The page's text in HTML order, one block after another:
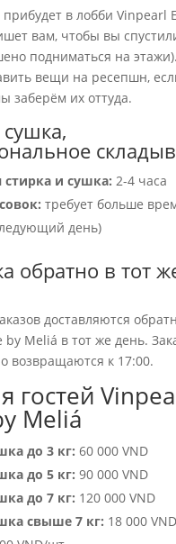
в лобби Vinpearl
вам, чтобы вы
подниматься на
вещи на ресепшн,
заберём их оттуда.
стирка и сушка: 2-4 часа
требует больше
день)
обратно в тот
доставляются
Meliá в тот же день.
возвращаются к 17:00.
гостей
Meliá
до 3 кг: 60 000 VND
до 5 кг: 90 000 VND
до 7 кг: 120 000 VND
свыше 7 кг: 18 000